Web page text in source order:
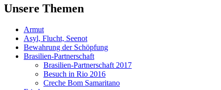
Unsere Themen
Armut
Asyl, Flucht, Seenot
Bewahrung der Schöpfung
Brasilien-Partnerschaft
Brasilien-Partnerschaft 2017
Besuch in Rio 2016
Creche Bom Samaritano